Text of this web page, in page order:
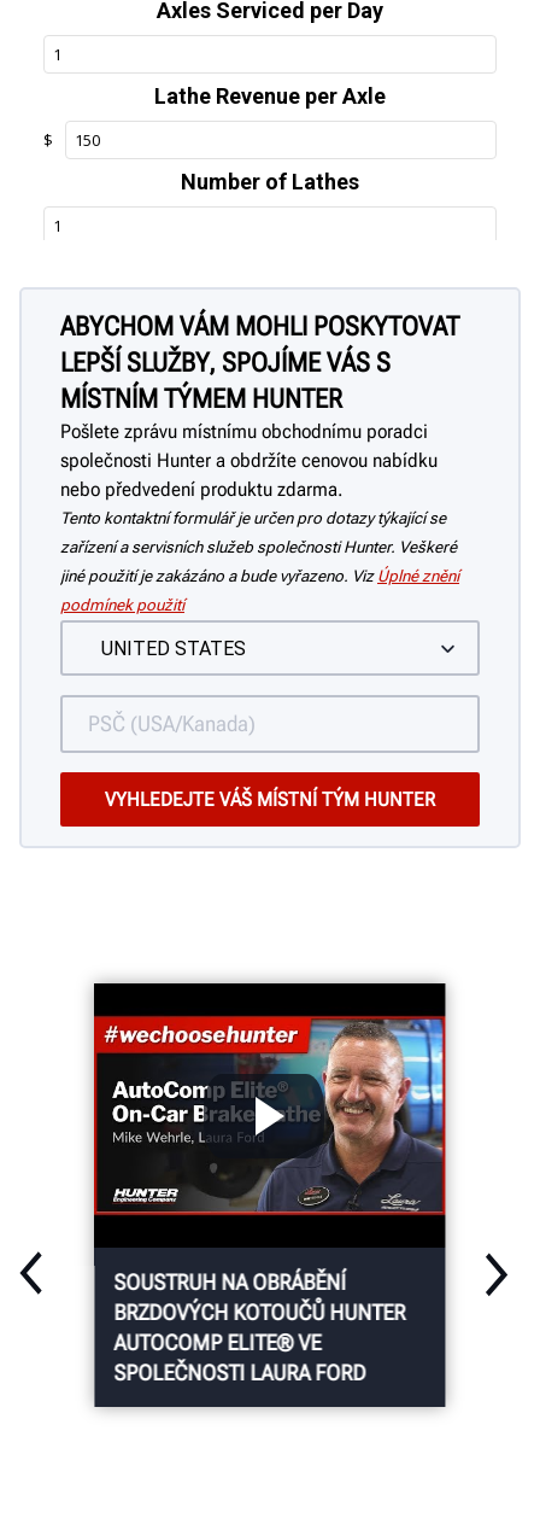
ABYCHOM VÁM MOHLI POSKYTOVAT
LEPŠÍ SLUŽBY, SPOJÍME VÁS S
MÍSTNÍM TÝMEM HUNTER
Pošlete zprávu místnímu obchodnímu poradci
společnosti Hunter a obdržíte cenovou nabídku
nebo předvedení produktu zdarma.
Tento kontaktní formulář je určen pro dotazy týkající se
zařízení a servisních služeb společnosti Hunter. Veškeré
jiné použití je zakázáno a bude vyřazeno. Viz Úplné znění
podmínek použití
SOUSTRUH NA OBRÁBĚNÍ
BRZDOVÝCH KOTOUČŮ HUNTER
AUTOCOMP ELITE® VE
SPOLEČNOSTI LAURA FORD